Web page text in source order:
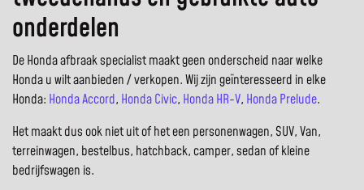
onderdelen
De Honda afbraak specialist maakt geen onderscheid naar welke
Honda u wilt aanbieden / verkopen. Wij zijn geïnteresseerd in elke
Honda: Honda Accord, Honda Civic, Honda HR-V, Honda Prelude.
Het maakt dus ook niet uit of het een personenwagen, SUV, Van,
terreinwagen, bestelbus, hatchback, camper, sedan of kleine
bedrijfswagen is.